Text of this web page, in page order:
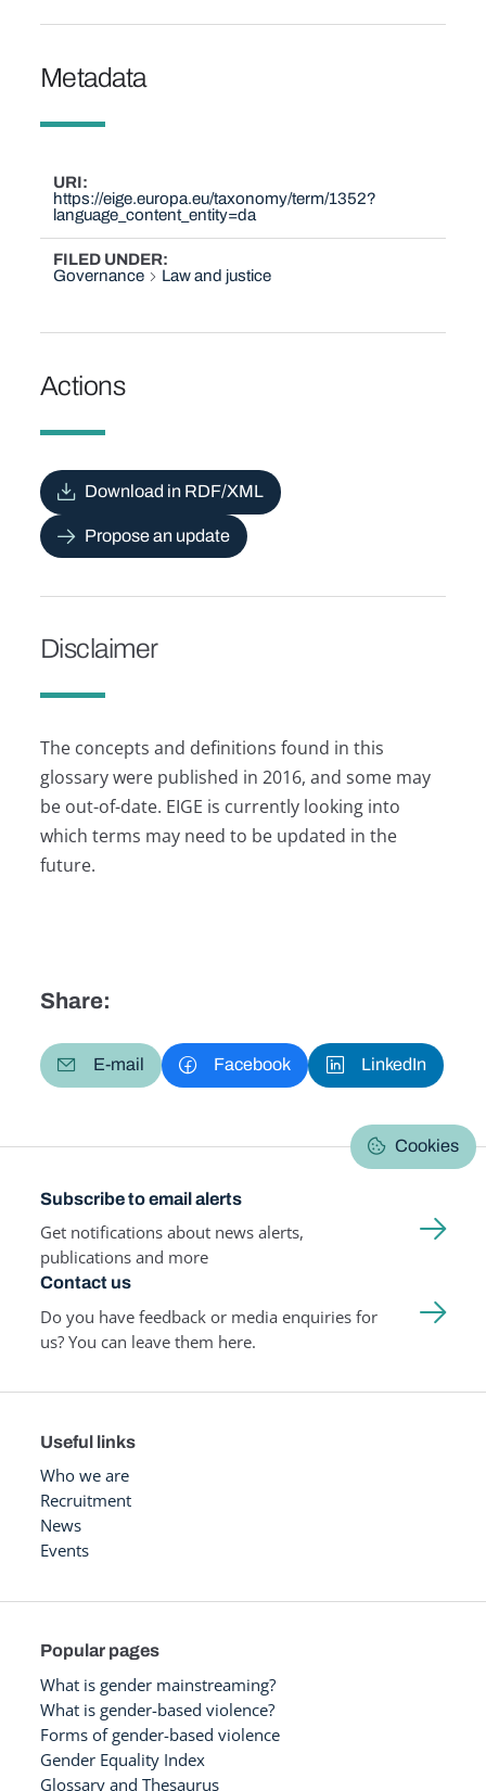
Metadata
URI
https://eige.europa.eu/taxonomy/term/1352?
language_content_entity=da
FILED UNDER
Governance
Law and justice
Actions
Download in RDF/XML
Propose an update
Disclaimer
The concepts and definitions found in this
glossary were published in 2016, and some may
be out-of-date. EIGE is currently looking into
which terms may need to be updated in the
future.
Share:
E-mail Facebook LinkedIn
Cookies
Subscribe to email alerts
Get notifications about news alerts,
publications and more
Contact us
Do you have feedback or media enquiries for
us? You can leave them here.
Useful links
Who we are
Recruitment
News
Events
Popular pages
What is gender mainstreaming?
What is gender-based violence?
Forms of gender-based violence
Gender Equality Index
Glossary and Thesaurus